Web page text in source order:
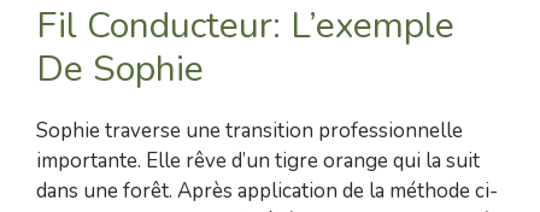
Fil Conducteur: L’exemple
De Sophie
Sophie traverse une transition professionnelle
importante. Elle rêve d’un tigre orange qui la suit
dans une forêt. Après application de la méthode ci-